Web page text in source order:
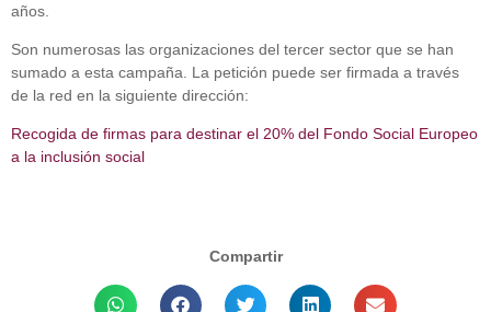
años.
Son numerosas las organizaciones del tercer sector que se han
sumado a esta campaña. La petición puede ser firmada a través
de la red en la siguiente dirección:
Recogida de firmas para destinar el 20% del Fondo Social Europeo
a la inclusión social
Compartir